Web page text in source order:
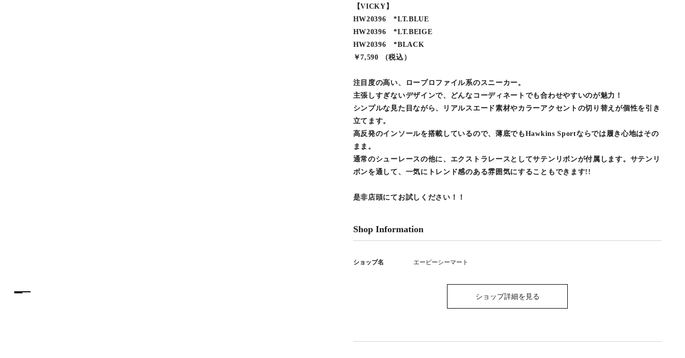
【VICKY】
HW20396 *LT.BLUE
HW20396 *LT.BEIGE
HW20396 *BLACK
￥7,590 （税込）
注目度の高い、ロープロファイル系のスニーカー。
主張しすぎないデザインで、どんなコーディネートでも合わせやすいのが魅力！
シンプルな見た目ながら、リアルスエード素材やカラーアクセントの切り替えが個性を引き
立てます。
高反発のインソールを搭載しているので、薄底でもHawkins Sportならでは履き心地はその
まま。
通常のシューレースの他に、エクストラレースとしてサテンリボンが付属します。サテンリ
ボンを通して、一気にトレンド感のある雰囲気にすることもできます!!
是非店頭にてお試しください！！
Shop Information
ショップ名 エービーシーマート
ショップ詳細を見る